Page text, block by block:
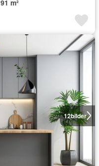
91 m²
12bilder